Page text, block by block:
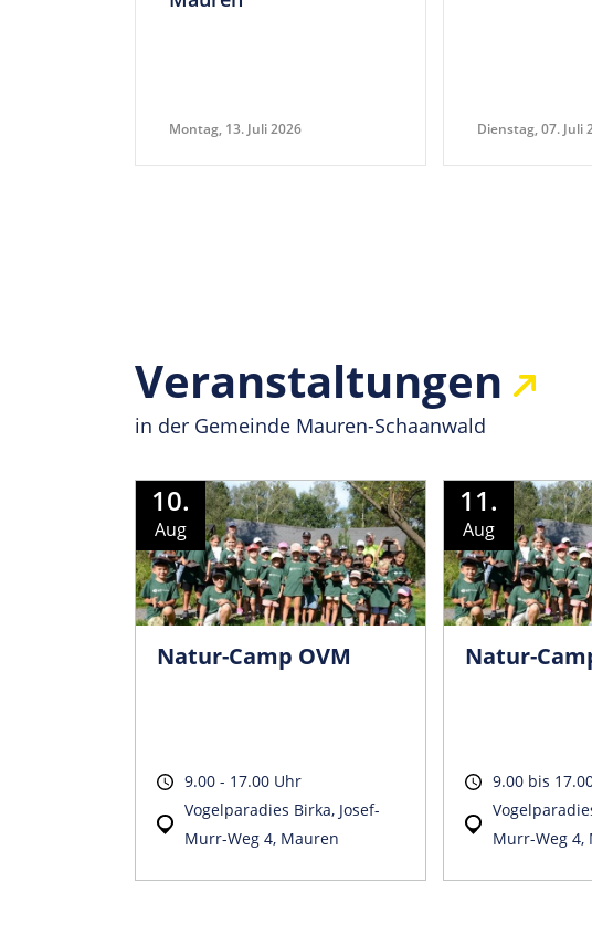
Montag, 13. Juli 2026 Dienstag, 07. Juli
Veranstaltungen
in der Gemeinde Mauren-Schaanwald
10.
Aug
Natur-Camp OVM
9.00 - 17.00 Uhr
Vogelparadies Birka, Josef-
Murr-Weg 4, Mauren
11.
Aug
Natur-
9.00 bis
Murr-Weg 4,